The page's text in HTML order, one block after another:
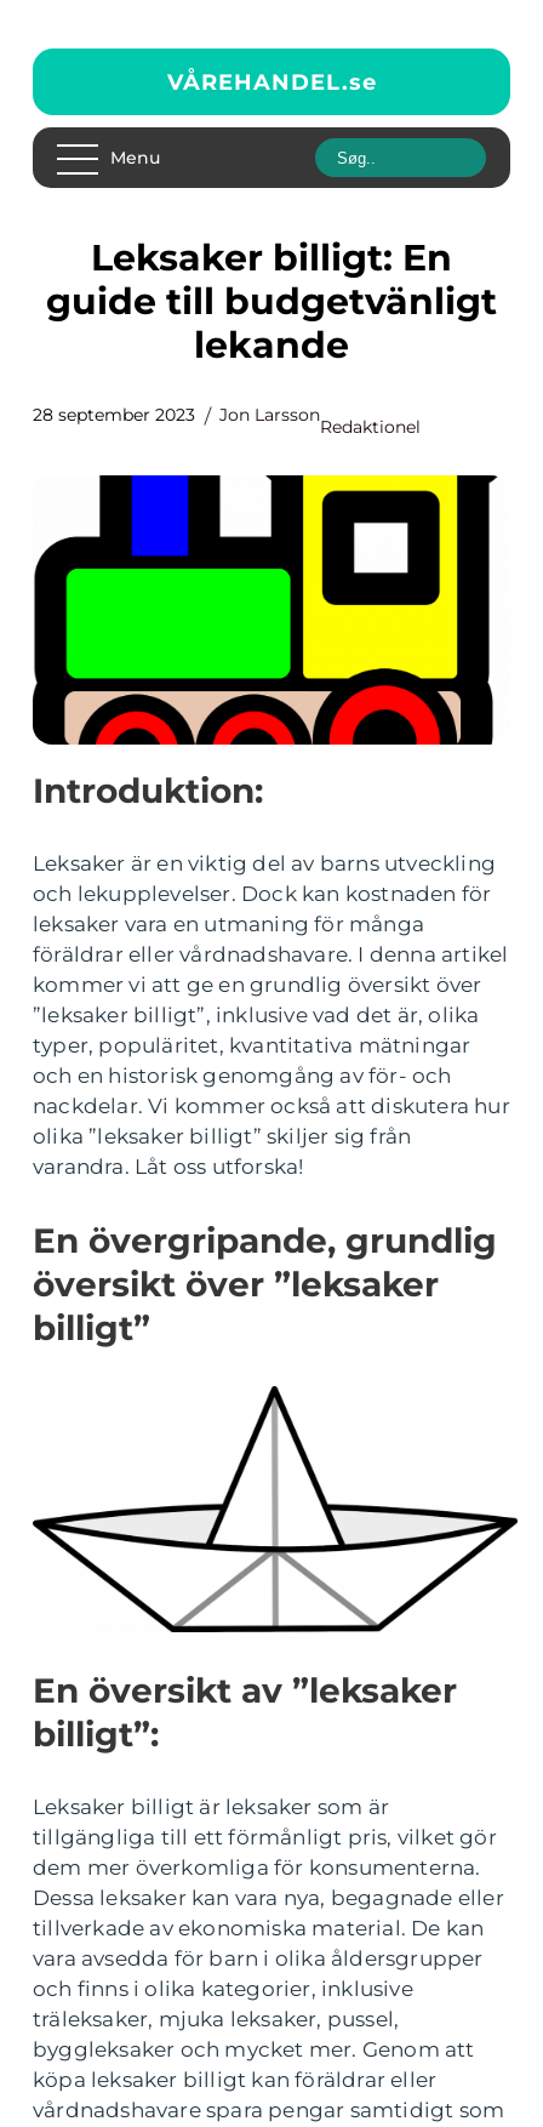
VÅREHANDEL.se
Menu
Leksaker billigt: En
guide till budgetvänligt
lekande
28 september 2023 Jon Larsson
Redaktionel
Introduktion:
Leksaker är en viktig del av barns utveckling
och lekupplevelser. Dock kan kostnaden för
leksaker vara en utmaning för många
föräldrar eller vårdnadshavare. I denna artikel
kommer vi att ge en grundlig översikt över
”leksaker billigt”, inklusive vad det är, olika
typer, populäritet, kvantitativa mätningar
och en historisk genomgång av för- och
nackdelar. Vi kommer också att diskutera hur
olika ”leksaker billigt” skiljer sig från
varandra. Låt oss utforska!
En övergripande, grundlig
översikt över ”leksaker
billigt”
En översikt av ”leksaker
billigt”:
Leksaker billigt är leksaker som är
tillgängliga till ett förmånligt pris, vilket gör
dem mer överkomliga för konsumenterna.
Dessa leksaker kan vara nya, begagnade eller
tillverkade av ekonomiska material. De kan
vara avsedda för barn i olika åldersgrupper
och finns i olika kategorier, inklusive
träleksaker, mjuka leksaker, pussel,
byggleksaker och mycket mer. Genom att
köpa leksaker billigt kan föräldrar eller
vårdnadshavare spara pengar samtidigt som